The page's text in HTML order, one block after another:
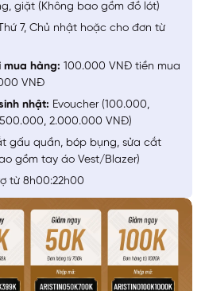
giặt (Không bao gồm đồ lót)
Thứ 7, Chủ nhật hoặc cho đơn từ
mua hàng: 100.000 VNĐ tiền mua
VNĐ
nhật: Evoucher (100.000,
2.000.000 VNĐ)
gấu quần, bóp bụng, sửa cắt
gồm tay áo Vest/Blazer)
từ 8h00:22h00